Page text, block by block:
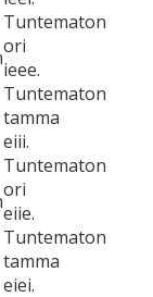
Tuntematon
ori
ieee.
Tuntematon
tamma
eiii.
Tuntematon
ori
eiie.
Tuntematon
tamma
eiei.